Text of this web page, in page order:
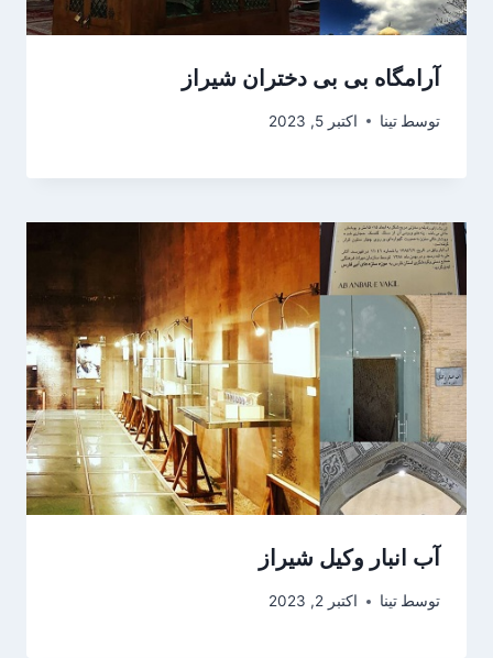
آرامگاه بی بی دختران شیراز
توسط تینا اکتبر 5, 2023
آب انبار وکیل شیراز
توسط تینا اکتبر 2, 2023